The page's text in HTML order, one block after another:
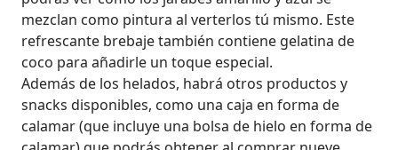
mezclan como pintura al verterlos tú mismo. Este
refrescante brebaje también contiene gelatina de
coco para añadirle un toque especial.
Además de los helados, habrá otros productos y
snacks disponibles, como una caja en forma de
calamar (que incluye una bolsa de hielo en forma de